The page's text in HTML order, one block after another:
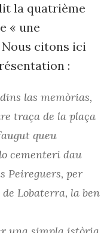
la quatrième
« une
Nous citons ici
:
las memòrias,
traça de la plaça
queu
cementeri dau
Peireguers, per
Lobaterra, la ben